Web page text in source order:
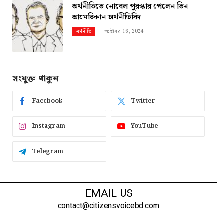
অর্থনীতিতে নোবেল পুরস্কার পেলেন তিন
আমেরিকান অর্থনীতিবিদ
অর্থনীতি অক্টোবর 16, 2024
সংযুক্ত থাকুন
Facebook Twitter
Instagram YouTube
Telegram
EMAIL US
contact@citizensvoicebd.com